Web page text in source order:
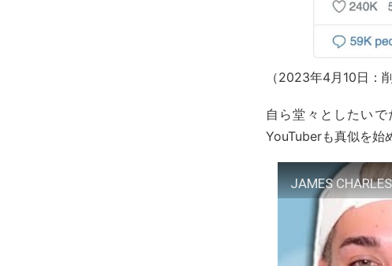
（2023年4月10日：
自ら堂々としたいで
YouTuberも真似を始
JAMES